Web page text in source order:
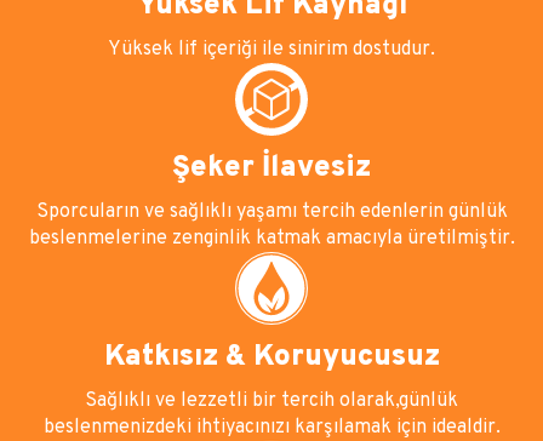
Yüksek lif içeriği ile sinirim dostudur.
Şeker İlavesiz
Sporcuların ve sağlıklı yaşamı tercih edenlerin günlük
beslenmelerine zenginlik katmak amacıyla üretilmiştir.
Katkısız & Koruyucusuz
Sağlıklı ve lezzetli bir tercih olarak,günlük
beslenmenizdeki ihtiyacınızı karşılamak için idealdir.